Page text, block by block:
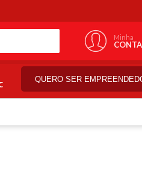
Minha
CONTA
QUERO SER